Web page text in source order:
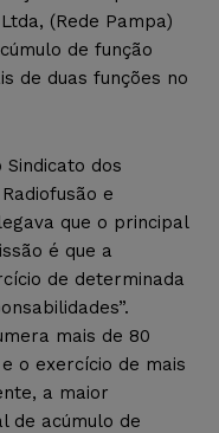
(Rede Pampa)
de função
de duas funções no
Sindicato dos
e
que o principal
é que a
de determinada
mais de 80
o exercício de mais
a maior
de acúmulo de